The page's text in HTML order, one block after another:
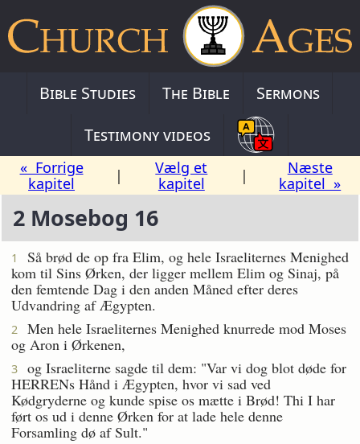
Bible Studies The Bible
Sermons
Testimony videos
« Forrige
kapitel
|
Vælg et
kapitel
|
Næste
kapitel »
2 Mosebog 16
1
Så brød de op fra Elim, og hele Israeliternes Menighed
kom til Sins Ørken, der ligger mellem Elim og Sinaj, på
den femtende Dag i den anden Måned efter deres
Udvandring af Ægypten.
2
Men hele Israeliternes Menighed knurrede mod Moses
og Aron i Ørkenen,
3
og Israeliterne sagde til dem: "Var vi dog blot døde for
HERRENs Hånd i Ægypten, hvor vi sad ved
Kødgryderne og kunde spise os mætte i Brød! Thi I har
ført os ud i denne Ørken for at lade hele denne
Forsamling dø af Sult."